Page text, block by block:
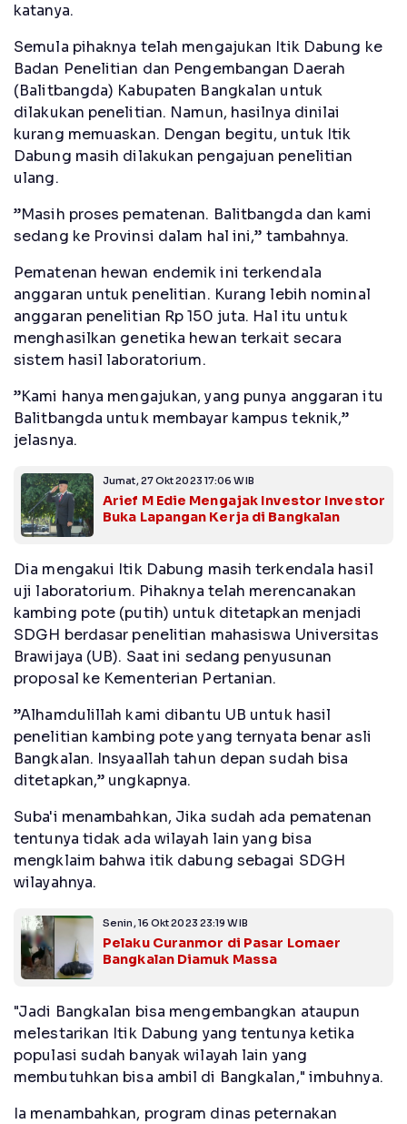
katanya.
Semula pihaknya telah mengajukan Itik Dabung ke
Badan Penelitian dan Pengembangan Daerah
(Balitbangda) Kabupaten Bangkalan untuk
dilakukan penelitian. Namun, hasilnya dinilai
kurang memuaskan. Dengan begitu, untuk Itik
Dabung masih dilakukan pengajuan penelitian
ulang.
”Masih proses pematenan. Balitbangda dan kami
sedang ke Provinsi dalam hal ini,” tambahnya.
Pematenan hewan endemik ini terkendala
anggaran untuk penelitian. Kurang lebih nominal
anggaran penelitian Rp 150 juta. Hal itu untuk
menghasilkan genetika hewan terkait secara
sistem hasil laboratorium.
”Kami hanya mengajukan, yang punya anggaran itu
Balitbangda untuk membayar kampus teknik,”
jelasnya.
Jumat, 27 Okt 2023 17:06 WIB
Arief M Edie Mengajak Investor Investor
Buka Lapangan Kerja di Bangkalan
Dia mengakui Itik Dabung masih terkendala hasil
uji laboratorium. Pihaknya telah merencanakan
kambing pote (putih) untuk ditetapkan menjadi
SDGH berdasar penelitian mahasiswa Universitas
Brawijaya (UB). Saat ini sedang penyusunan
proposal ke Kementerian Pertanian.
”Alhamdulillah kami dibantu UB untuk hasil
penelitian kambing pote yang ternyata benar asli
Bangkalan. Insyaallah tahun depan sudah bisa
ditetapkan,” ungkapnya.
Suba'i menambahkan, Jika sudah ada pematenan
tentunya tidak ada wilayah lain yang bisa
mengklaim bahwa itik dabung sebagai SDGH
wilayahnya.
Senin, 16 Okt 2023 23:19 WIB
Pelaku Curanmor di Pasar Lomaer
Bangkalan Diamuk Massa
"Jadi Bangkalan bisa mengembangkan ataupun
melestarikan Itik Dabung yang tentunya ketika
populasi sudah banyak wilayah lain yang
membutuhkan bisa ambil di Bangkalan," imbuhnya.
Ia menambahkan, program dinas peternakan